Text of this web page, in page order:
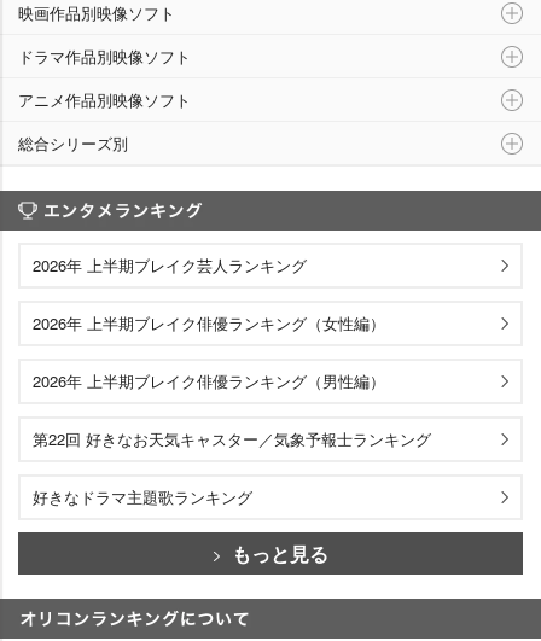
映画作品別映像ソフト
ドラマ作品別映像ソフト
アニメ作品別映像ソフト
総合シリーズ別
2026年 上半期ブレイク芸人ランキング
2026年 上半期ブレイク俳優ランキング（女性編）
2026年 上半期ブレイク俳優ランキング（男性編）
第22回 好きなお天気キャスター／気象予報士ランキング
好きなドラマ主題歌ランキング
もっと見る